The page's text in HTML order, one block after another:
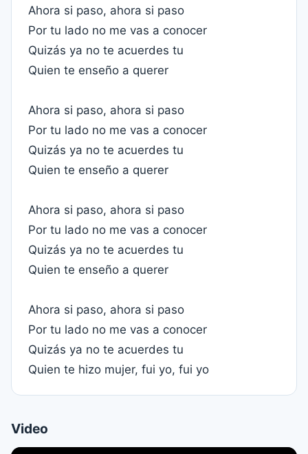
Ahora si paso, ahora si paso
Por tu lado no me vas a conocer
Quizás ya no te acuerdes tu
Quien te enseño a querer
Ahora si paso, ahora si paso
Por tu lado no me vas a conocer
Quizás ya no te acuerdes tu
Quien te enseño a querer
Ahora si paso, ahora si paso
Por tu lado no me vas a conocer
Quizás ya no te acuerdes tu
Quien te enseño a querer
Ahora si paso, ahora si paso
Por tu lado no me vas a conocer
Quizás ya no te acuerdes tu
Quien te hizo mujer, fui yo, fui yo
Video